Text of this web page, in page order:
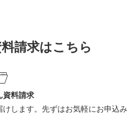
請求はこちら
資料請求
します。先ずはお気軽にお申込み